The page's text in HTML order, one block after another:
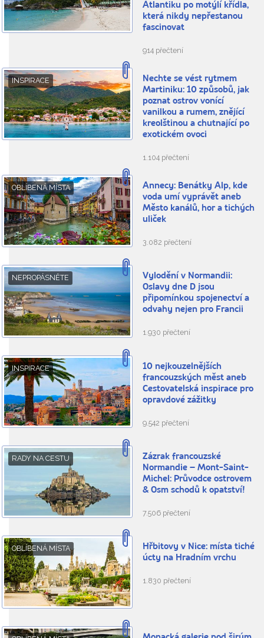
Atlantiku po motýlí křídla,
která nikdy nepřestanou
fascinovat
914 přečtení
INSPIRACE
Nechte se vést rytmem
Martiniku: 10 způsobů, jak
poznat ostrov vonící
vanilkou a rumem, znějící
kreolštinou a chutnající po
exotickém ovoci
1.104 přečtení
OBLÍBENÁ MÍSTA
Annecy: Benátky Alp, kde
voda umí vyprávět aneb
Město kanálů, hor a tichých
uliček
3.082 přečtení
NEPROPÁSNĚTE
Vylodění v Normandii:
Oslavy dne D jsou
připomínkou spojenectví a
odvahy nejen pro Francii
1.930 přečtení
INSPIRACE
10 nejkouzelnějších
francouzských měst aneb
Cestovatelská inspirace pro
opravdové zážitky
9.542 přečtení
RADY NA CESTU
Zázrak francouzské
Normandie – Mont-Saint-
Michel: Průvodce ostrovem
& Osm schodů k opatství!
7.506 přečtení
OBLÍBENÁ MÍSTA
Hřbitovy v Nice: místa tiché
úcty na Hradním vrchu
1.830 přečtení